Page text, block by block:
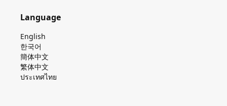
Language
English
한국어
簡体中文
繁体中文
ประเทศไทย